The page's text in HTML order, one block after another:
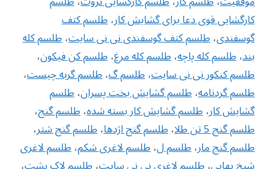
کارگشایی قوی دعا برای گشایش کار،طلسم کتف
گوسفندی،طلسم کتف گوسفندی نی نی سایت،طلسم کله
بند،طلسم کله پاچه،طلسم کله مرغ،طلسم کن فیکون،
طلسم کنکور نی نی سایت،طلسم گ،طلسم گربه چیست،
طلسم گردنامه،طلسم گشایش بخت پسران،طلسم
گشایش کار،طلسم گشایش کار بسته شده،طلسم گنج،
طلسم گنج 5 تن طلا
،طلسم گنج اژدها،طلسم گنج شتر،
طلسم گنج مار،طلسم ل،طلسم لاغری شکم،طلسم لاغری